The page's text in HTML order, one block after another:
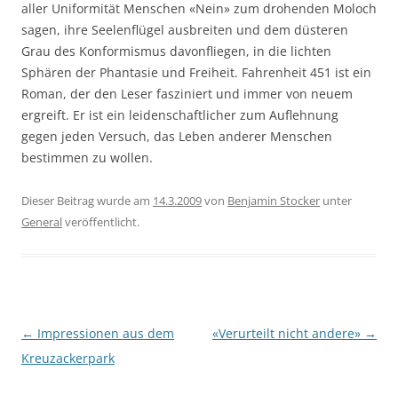
aller Uniformität Menschen «Nein» zum drohenden Moloch
sagen, ihre Seelenflügel ausbreiten und dem düsteren
Grau des Konformismus davonfliegen, in die lichten
Sphären der Phantasie und Freiheit. Fahrenheit 451 ist ein
Roman, der den Leser fasziniert und immer von neuem
ergreift. Er ist ein leidenschaftlicher zum Auflehnung
gegen jeden Versuch, das Leben anderer Menschen
bestimmen zu wollen.
Dieser Beitrag wurde am 14.3.2009von Benjamin Stocker unter
Generalveröffentlicht.
Beitragsnavigation
← Impressionen aus dem
Kreuzackerpark
«Verurteilt nicht andere» →